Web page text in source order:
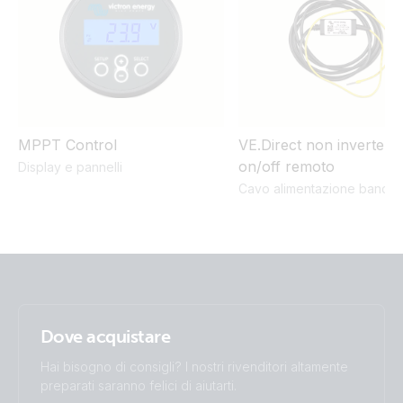
MultiPlus 3kVA 230VAC 12VDC 2x300Ah Li-NG Lynx Class-T
Smart BMS-NG Distributor Cerbo GX touch-50 SBP-220
generator MPPT 100-50 Orion Tr Smarts
MultiPlus II 3kVA 230VAC 12VDC 2x200Ah Li-NG Lynx Class-
MultiPlus-II 3kVA 120VAC 12VDC 2x200Ah Li-NG VE.Bus
BMS-NG Cerbo GX Touch-50 SBP-220 generator Lynx
MultiPlus-II 3kVA 120VAC 12VDC 2x300Ah Li-NG Lynx Class-
T Smart BMS-NG Distributor Cerbo GX Touch-50 SBP-220
generator MPPT 100/50 Orion XS
MPPT Control
Display e pannelli
VE.Direct non
on/off remoto
Cavo alimentazione
Dove acquistare
Hai bisogno di consigli? I nostri rivenditori altamente
preparati saranno felici di aiutarti.